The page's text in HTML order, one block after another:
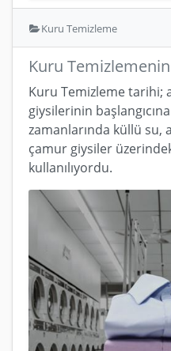
Kuru Temizleme
Kuru
Kuru Temizleme tarihi;
giysilerinin
zamanlarında küllü su,
çamur giysiler
kullanılıyordu.